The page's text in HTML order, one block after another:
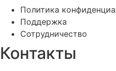
Политика
Поддержка
Сотрудничество
Контакты